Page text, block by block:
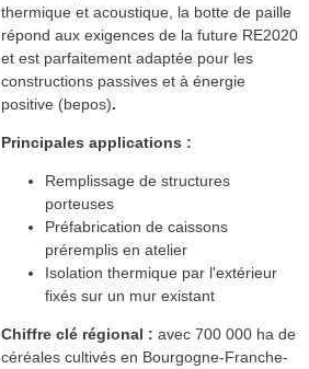
thermique et acoustique, la botte de paille
répond aux exigences de la future RE2020
et est parfaitement adaptée pour les
constructions passives et à énergie
positive (bepos).
Principales applications :
Remplissage de structures
porteuses
Préfabrication de caissons
préremplis en atelier
Isolation thermique par l'extérieur
fixés sur un mur existant
Chiffre clé régional : avec 700 000 ha de
céréales cultivés en Bourgogne-Franche-